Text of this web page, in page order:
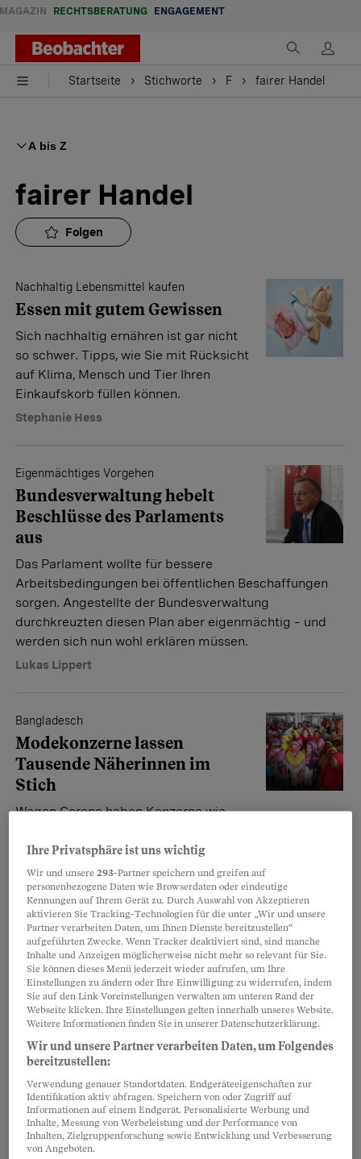
MAGAZIN RECHTSBERATUNG ENGAGEMENT
Startseite Stichworte F fairer Handel
A bis Z
fairer Handel
Folgen
Nachhaltig Lebensmittel kaufen
Essen mit gutem Gewissen
Sich nachhaltig ernähren ist gar nicht
so schwer. Tipps, wie Sie mit Rücksicht
auf Klima, Mensch und Tier Ihren
Einkaufskorb füllen können.
Stephanie Hess
Eigenmächtiges Vorgehen
Bundesverwaltung hebelt
Beschlüsse des Parlaments
aus
Das Parlament wollte für bessere
Arbeitsbedingungen bei öffentlichen Beschaffungen
sorgen. Angestellte der Bundesverwaltung
durchkreuzten diesen Plan aber eigenmächtig – und
werden sich nun wohl erklären müssen.
Lukas Lippert
Bangladesch
Modekonzerne lassen
Tausende Näherinnen im
Stich
Wegen Corona haben Konzerne wie
geht um drei Milliarden Dollar. In Bangladesch bangen
Zehntausende von Näherinnen um ihre Existenz.
Dil Afrose Jahan ,Sylke Gruhnwald,Benedict Wermter
Christian Zeier
Slow Fashion
Wie kleine Schweizer Labels
die Modewelt verändern
daran, die Modewelt umzukrempeln –
Barbara Schmutz,Sarah Berndt,Judith Schönenberger
Nachhaltige Mode
Ihre Privatsphäre ist uns wichtig
Wir und unsere293-Partner speichern und greifen auf
personenbezogene Daten wie Browserdaten oder eindeutige
Kennungen auf Ihrem Gerät zu. Durch Auswahl von Akzeptieren
aktivieren Sie Tracking-Technologien für die unter „Wir und unsere
Partner verarbeiten Daten, um Ihnen Dienste bereitzustellen“
aufgeführten Zwecke. Wenn Tracker deaktiviert sind, sind manche
Inhalte und Anzeigen möglicherweise nicht mehr so relevant für Sie.
Sie können dieses Menü jederzeit wieder aufrufen, um Ihre
Einstellungen zu ändern oder Ihre Einwilligung zu widerrufen, indem
Sie auf den Link Voreinstellungen verwalten am unteren Rand der
Webseite klicken. Ihre Einstellungen gelten innerhalb unseres Website.
Weitere Informationen finden Sie in unserer Datenschutzerklärung.
Wir und unsere Partner verarbeiten Daten, um Folgendes
bereitzustellen:
Verwendung genauer Standortdaten. Endgeräteeigenschaften zur
Identifikation aktiv abfragen. Speichern von oder Zugriff auf
Informationen auf einem Endgerät. Personalisierte Werbung und
Inhalte, Messung von Werbeleistung und der Performance von
Inhalten, Zielgruppenforschung sowie Entwicklung und Verbesserung
von Angeboten.